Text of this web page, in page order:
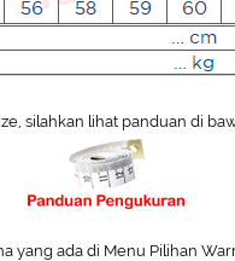
silahkan lihat panduan di
yang ada di Menu Pilihan